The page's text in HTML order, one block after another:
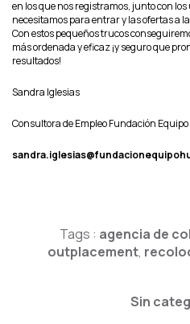
en los que nos registramos, junto con
necesitamos para entrar y las ofertas a
Con estos pequeños trucos
más ordenada y eficaz ¡y seguro que
resultados!
Sandra Iglesias
Consultora de Empleo Fundación
Tags : agencia de
outplacement,
Sin